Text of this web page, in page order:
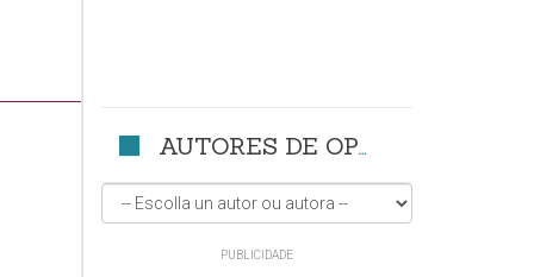
AUTORES DE OPINIÓN